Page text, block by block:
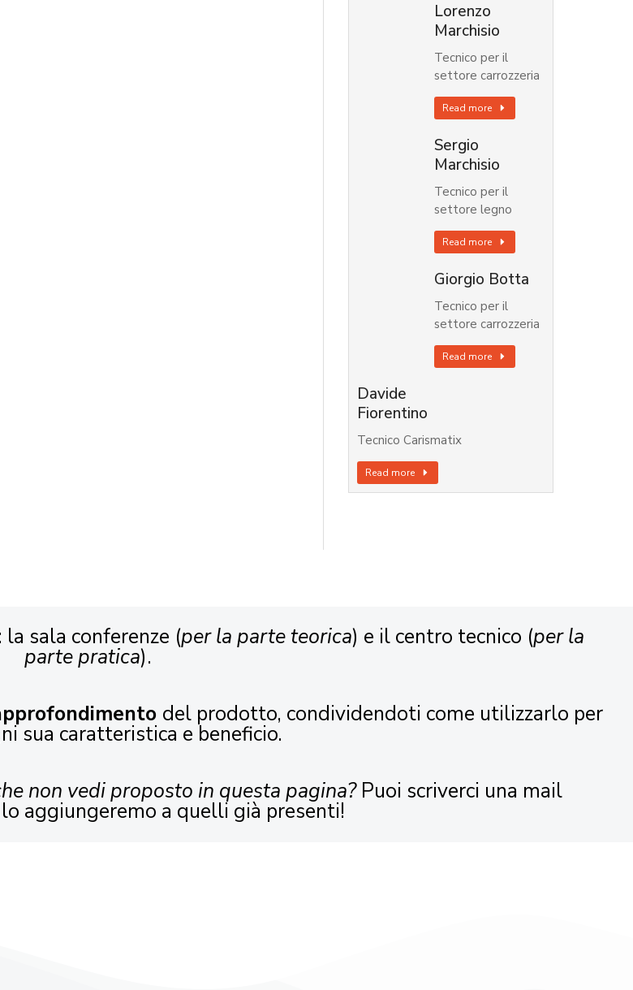
Lorenzo
Marchisio
Tecnico per il
settore carrozzeria
Read more
Sergio
Marchisio
Tecnico per il
settore legno
Read more
Giorgio Botta
Tecnico per il
settore carrozzeria
Read more
Davide
Fiorentino
Tecnico Carismatix
Read more
sala conferenze (per la parte teorica) e il centro tecnico (per la
parte pratica).
del prodotto, condividendoti come utilizzarlo per
sua caratteristica e beneficio.
non vedi proposto in questa pagina?Puoi scriverci una mail
aggiungeremo a quelli già presenti!